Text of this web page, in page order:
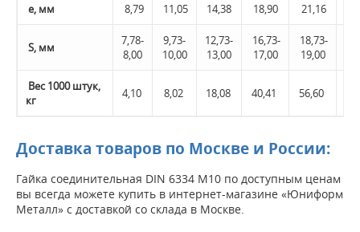
е, мм 8,79 11,05 14,38 18,90 21,16
S, мм
7,78-
8,00
9,73-
10,00
12,73-
13,00
16,73-
17,00
18,73-
19,00
Вес 1000 штук,
кг
4,10 8,02 18,08 40,41 56,60
Доставка товаров по Москве и России:
Гайка соединительная DIN 6334 М10 по доступным ценам
вы всегда можете купить в интернет-магазине «Юниформ
Металл» с доставкой со склада в Москве.